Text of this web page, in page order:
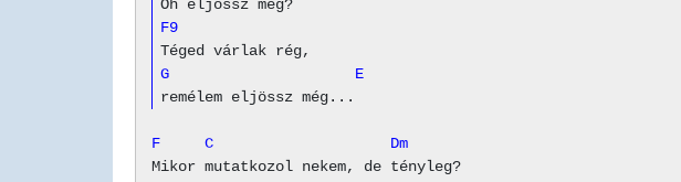
F9
G                     E
F     C                    Dm